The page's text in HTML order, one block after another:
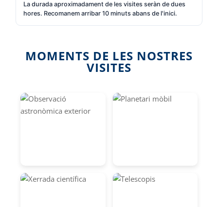
La durada aproximadament de les visites seràn de dues
hores. Recomanem arribar 10 minuts abans de l'inici.
MOMENTS DE LES NOSTRES
VISITES